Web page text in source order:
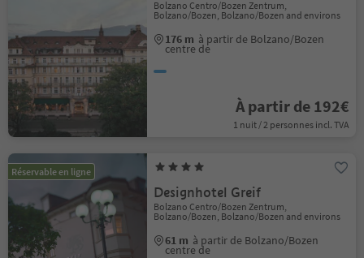
Bolzano Centro/Bozen Zentrum,
Bolzano/Bozen, Bolzano/Bozen and environs
176 m à partir de Bolzano/Bozen
centre de
À partir de 192€
1 nuit / 2 personnes incl. TVA
Réservable en ligne
Designhotel Greif
Bolzano Centro/Bozen Zentrum,
Bolzano/Bozen, Bolzano/Bozen and environs
61 m à partir de Bolzano/Bozen
centre de